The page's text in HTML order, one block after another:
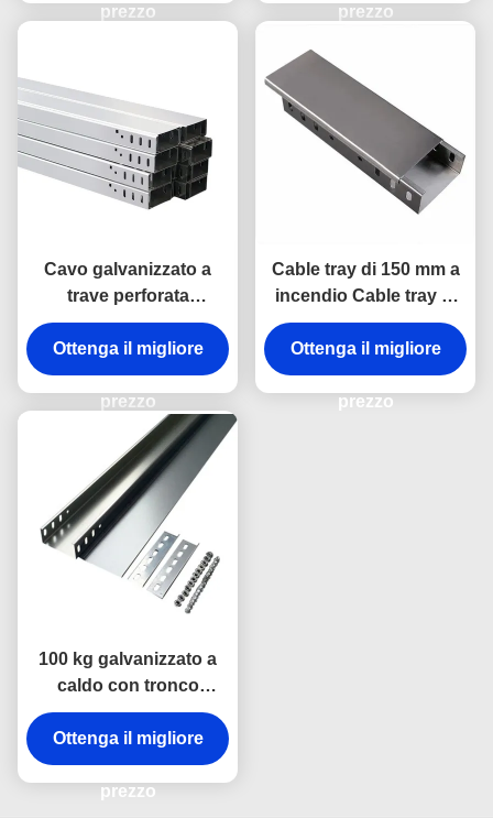
prezzo prezzo
Cavo galvanizzato a
trave perforata
cablaggio elettrico 450
mm
Ottenga il migliore
prezzo
Cable tray di 150 mm a
incendio Cable tray di
acciaio galvanizzato
ventilato
Ottenga il migliore
prezzo
100 kg galvanizzato a
caldo con tronco
galvanizzato
Ottenga il migliore
prezzo